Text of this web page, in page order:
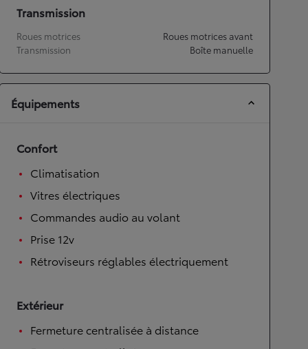
Transmission
Roues motrices
Roues motrices avant
Transmission
Boîte manuelle
Équipements
Confort
Climatisation
Vitres électriques
Commandes audio au volant
Prise 12v
Rétroviseurs réglables électriquement
Extérieur
Fermeture centralisée à distance